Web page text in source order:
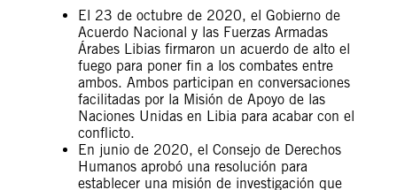
El 23 de octubre de 2020, el Gobierno de
Acuerdo Nacional y las Fuerzas Armadas
Árabes Libias firmaron un acuerdo de alto el
fuego para poner fin a los combates entre
ambos. Ambos participan en conversaciones
facilitadas por la Misión de Apoyo de las
Naciones Unidas en Libia para acabar con el
conflicto.
En junio de 2020, el Consejo de Derechos
Humanos aprobó una resolución para
establecer una misión de investigación que